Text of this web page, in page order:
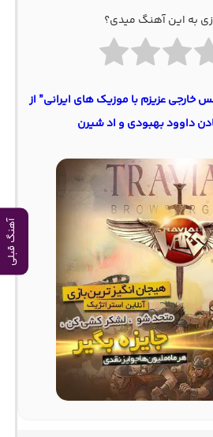
آهنگ قبلی
به این آهنگ میدی؟
خارجی عزیزم با موزیک های ایرانی” از
داوود بهبودی و اد شیرن